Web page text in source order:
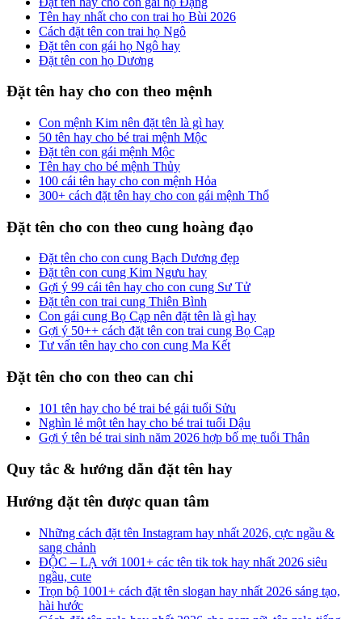
Tên hay nhất cho con trai họ Bùi 2026
Cách đặt tên con trai họ Ngô
Đặt tên con gái họ Ngô hay
Đặt tên con họ Dương
Đặt tên hay cho con theo mệnh
Con mệnh Kim nên đặt tên là gì hay
50 tên hay cho bé trai mệnh Mộc
Đặt tên con gái mệnh Mộc
Tên hay cho bé mệnh Thủy
100 cái tên hay cho con mệnh Hỏa
300+ cách đặt tên hay cho con gái mệnh Thổ
Đặt tên cho con theo cung hoàng đạo
Đặt tên cho con cung Bạch Dương đẹp
Đặt tên con cung Kim Ngưu hay
Gợi ý 99 cái tên hay cho con cung Sư Tử
Đặt tên con trai cung Thiên Bình
Con gái cung Bọ Cạp nên đặt tên là gì hay
Gợi ý 50++ cách đặt tên con trai cung Bọ Cạp
Tư vấn tên hay cho con cung Ma Kết
Đặt tên cho con theo can chi
101 tên hay cho bé trai bé gái tuổi Sửu
Nghìn lẻ một tên hay cho bé trai tuổi Dậu
Gợi ý tên bé trai sinh năm 2026 hợp bố mẹ tuổi Thân
Quy tắc & hướng dẫn đặt tên hay
Hướng đặt tên được quan tâm
Những cách đặt tên Instagram hay nhất 2026, cực ngầu &
sang chảnh
ĐỘC – LẠ với 1001+ các tên tik tok hay nhất 2026 siêu
ngầu, cute
Trọn bộ 1001+ cách đặt tên slogan hay nhất 2026 sáng tạo,
hài hước